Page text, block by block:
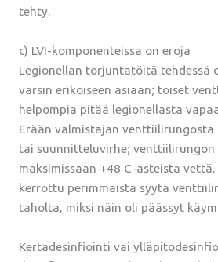
tehty.
c) LVI-komponenteissa on eroja
Legionellan torjuntatöitä tehdessä
varsin erikoiseen asiaan; toiset
helpompia pitää legionellasta
Erään valmistajan venttiilirungosta
tai suunnitteluvirhe;
maksimissaan +48 C-asteista
kerrottu perimmäistä syytä
taholta, miksi näin oli päässyt
Kertadesinfiointi vai